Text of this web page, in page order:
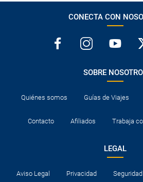
CONECTA CON
SOBRE
Quiénes somos Guías de Viajes
Contacto Afiliados Trabaja
LEGAL
Aviso Legal Privacidad Seguridad